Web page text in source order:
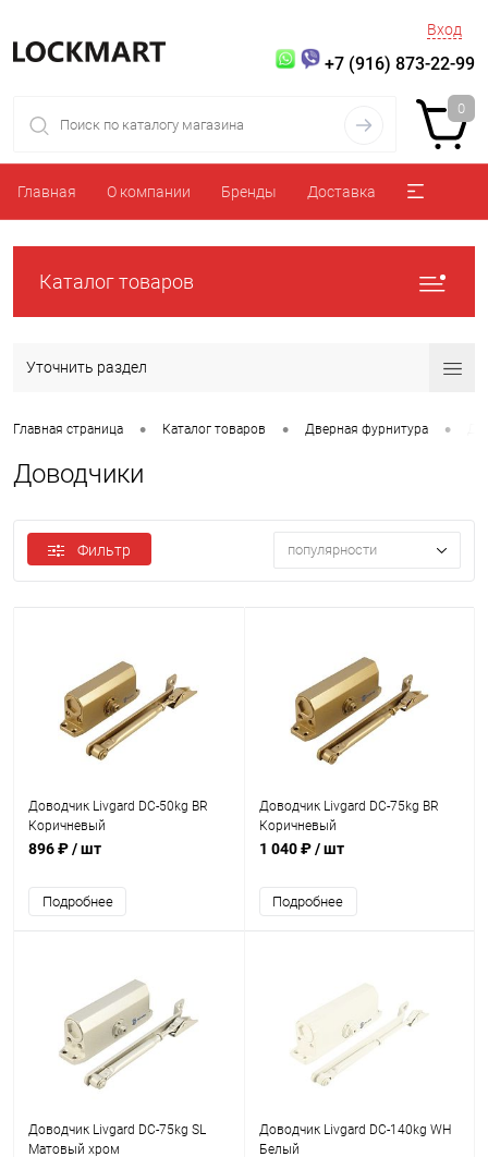
Вход
+7 (916) 873-22-99
0
Главная О компании Бренды Доставка
Каталог товаров
Уточнить раздел
Главная страница • Каталог товаров • Дверная фурнитура •
Доводчики
Фильтр популярности
Доводчик Livgard DC-50kg BR
Коричневый
896 ₽/ шт
Подробнее
Доводчик Livgard DC-75kg BR
Коричневый
1 040 ₽/ шт
Подробнее
Доводчик Livgard DC-75kg SL
Матовый хром
Доводчик Livgard DC-140kg WH
Белый